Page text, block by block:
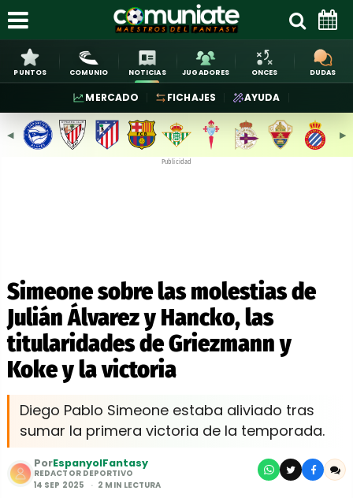
PUNTOS COMUNIO NOTICIAS JUGADORES ONCES DUDAS
MERCADO FICHAJES AYUDA
◀︎ ▶︎
Publicidad
Simeone sobre las molestias de
Julián Álvarez y Hancko, las
titularidades de Griezmann y
Koke y la victoria
Diego Pablo Simeone estaba aliviado tras
sumar la primera victoria de la temporada.
PorEspanyolFantasy
REDACTOR DEPORTIVO
14 SEP 2025
2 MIN LECTURA